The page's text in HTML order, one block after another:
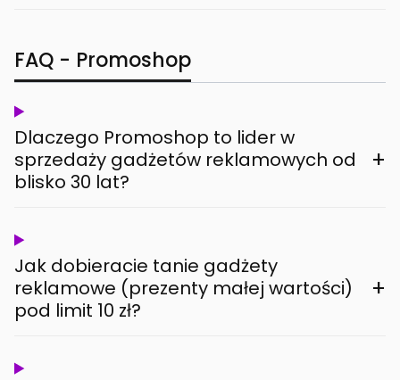
FAQ - Promoshop
Dlaczego Promoshop to lider w
sprzedaży gadżetów reklamowych od
blisko 30 lat?
+
Jak dobieracie tanie gadżety
reklamowe (prezenty małej wartości)
pod limit 10 zł?
+